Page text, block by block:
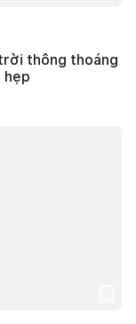
thông thoáng
hẹp